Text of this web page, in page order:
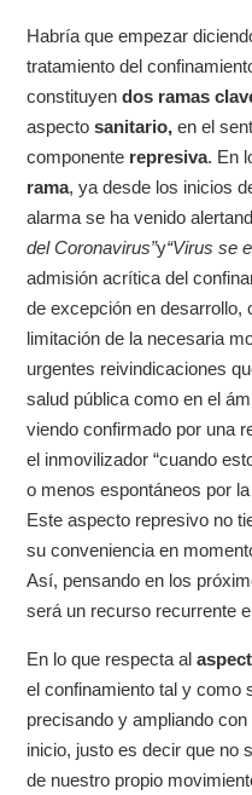
Habría que empezar
tratamiento del
constituyen dos ramas
aspecto sanitario,en el
componente represiva. En
rama, ya desde los inicios
alarma se ha venido
del Coronavirus”y“Virus se
admisión acrítica del
de excepción en desarrollo,
limitación de la necesaria
urgentes reivindicaciones
salud pública como en el
viendo confirmado por una
el inmovilizador “cuando
o menos espontáneos por
Este aspecto represivo no
su conveniencia en
Así, pensando en los
será un recurso recurrente
En lo que respecta al
el confinamiento tal y como
precisando y ampliando
inicio, justo es decir que no
de nuestro propio